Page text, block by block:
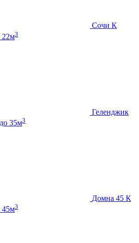
Сочи К
22м3
Геленджик
35м3
Домна 45 К
45м3